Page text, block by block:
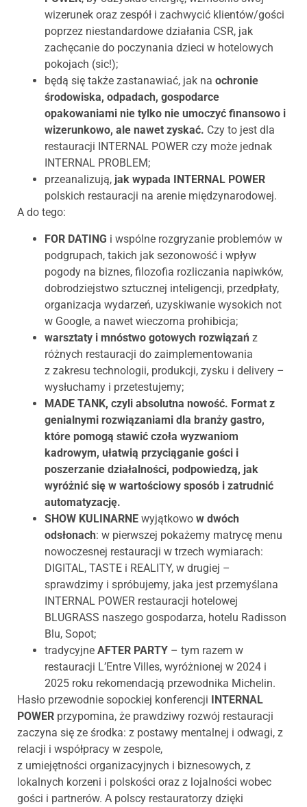
wizerunek oraz zespół i zachwycić klientów/gości
poprzez niestandardowe działania CSR, jak
zachęcanie do poczynania dzieci w hotelowych
pokojach (sic!);
będą się także zastanawiać, jak na ochronie
środowiska, odpadach, gospodarce
opakowaniami nie tylko nie umoczyć finansowo i
wizerunkowo, ale nawet zyskać. Czy to jest dla
restauracji INTERNAL POWER czy może jednak
INTERNAL PROBLEM;
przeanalizują, jak wypada INTERNAL POWER
polskich restauracji na arenie międzynarodowej.
A do tego:
FOR DATING i wspólne rozgryzanie problemów w
podgrupach, takich jak sezonowość i wpływ
pogody na biznes, filozofia rozliczania napiwków,
dobrodziejstwo sztucznej inteligencji, przedpłaty,
organizacja wydarzeń, uzyskiwanie wysokich not
w Google, a nawet wieczorna prohibicja;
warsztaty i mnóstwo gotowych rozwiązań z
różnych restauracji do zaimplementowania
z zakresu technologii, produkcji, zysku i delivery –
wysłuchamy i przetestujemy;
MADE TANK, czyli absolutna nowość. Format z
genialnymi rozwiązaniami dla branży gastro,
które pomogą stawić czoła wyzwaniom
kadrowym, ułatwią przyciąganie gości i
poszerzanie działalności, podpowiedzą, jak
wyróżnić się w wartościowy sposób i zatrudnić
automatyzację.
SHOW KULINARNE wyjątkowo w dwóch
odsłonach: w pierwszej pokażemy matrycę menu
nowoczesnej restauracji w trzech wymiarach:
DIGITAL, TASTE i REALITY, w drugiej –
sprawdzimy i spróbujemy, jaka jest przemyślana
INTERNAL POWER restauracji hotelowej
BLUGRASS naszego gospodarza, hotelu Radisson
Blu, Sopot;
tradycyjne AFTER PARTY – tym razem w
restauracji L’Entre Villes, wyróżnionej w 2024 i
2025 roku rekomendacją przewodnika Michelin.
Hasło przewodnie sopockiej konferencji INTERNAL
POWER przypomina, że prawdziwy rozwój restauracji
zaczyna się ze środka: z postawy mentalnej i odwagi, z
relacji i współpracy w zespole,
z umiejętności organizacyjnych i biznesowych, z
lokalnych korzeni i polskości oraz z lojalności wobec
gości i partnerów. A polscy restauratorzy dzięki